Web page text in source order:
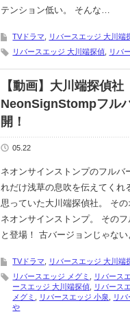
テンション低い。 そんな…
TVドラマ リバースエッジ 大川端
リバースエッジ 大川端探偵
リバ
【動画】大川端探偵社
NeonSignStompフル
開！
05.22
ネオンサインストンプのフルバ
れだけ浅草の息吹を伝えてくれ
思っていた大川端探偵社。 そ
ネオンサインストンプ。 その
と登場！ 古バージョンじゃな
TVドラマ リバースエッジ 大川端
リバースエッジ メグミ
リバース
ースエッジ 大川端探偵
リバース
メグミ
リバースエッジ 小泉
リ
や